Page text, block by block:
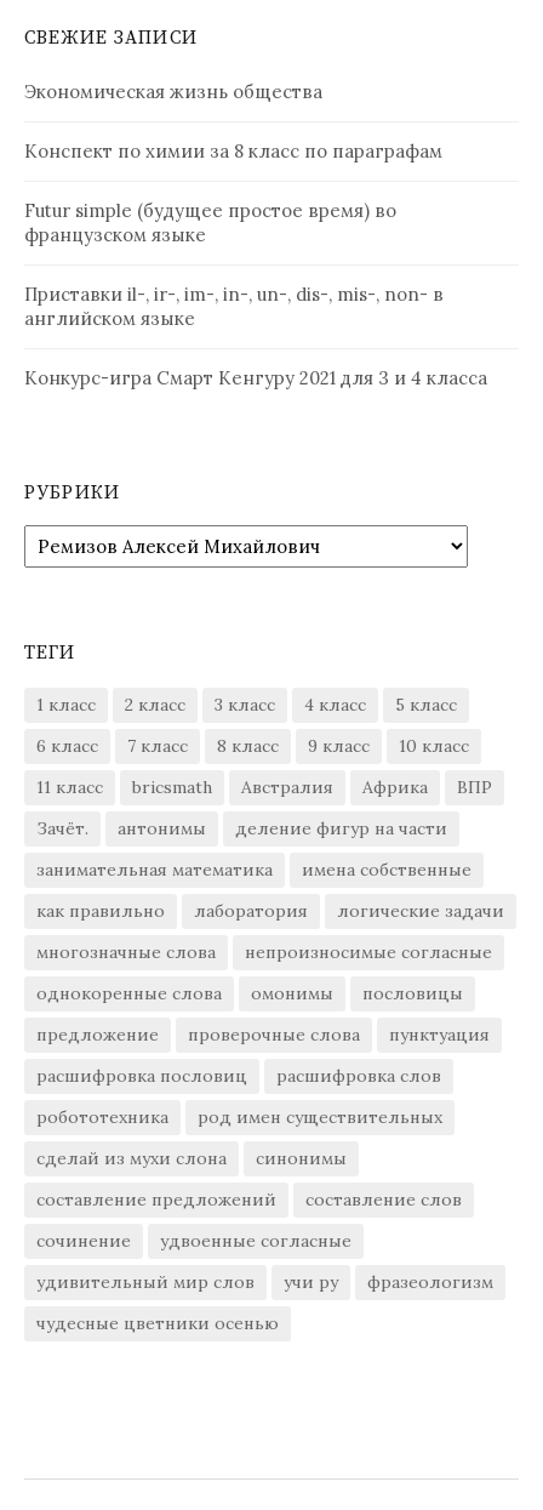
СВЕЖИЕ ЗАПИСИ
Экономическая жизнь общества
Конспект по химии за 8 класс по параграфам
Futur simple (будущее простое время) во
французском языке
Приставки il-, ir-, im-, in-, un-, dis-, mis-, non- в
английском языке
Конкурс-игра Смарт Кенгуру 2021 для 3 и 4 класса
РУБРИКИ
Рубрики
ТЕГИ
1 класс 2 класс 3 класс 4 класс
5 класс
6 класс
7 класс 8 класс 9 класс
10 класс
11 класс
bricsmath Австралия Африка
ВПР
Зачёт.
антонимы
деление фигур на части
занимательная математика
имена собственные
как правильно
лаборатория
логические задачи
многозначные слова
непроизносимые согласные
однокоренные слова
омонимы
пословицы
предложение
проверочные слова
пунктуация
расшифровка пословиц
расшифровка слов
робототехника
род имен существительных
сделай из мухи слона
синонимы
составление предложений
составление слов
сочинение
удвоенные согласные
удивительный мир слов
учи ру
фразеологизм
чудесные цветники осенью